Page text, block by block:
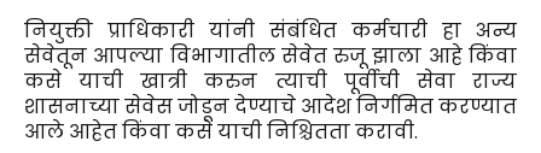
नियुक्ती प्राधिकारी यांनी संबंधित कर्मचारी हा अन्य
सेवेतून आपल्या विभागातील सेवेत रुजू झाला आहे किंवा
कसे याची खात्री करुन त्याची पूर्वीची सेवा राज्य
शासनाच्या सेवेस जोडून देण्याचे आदेश निर्गमित करण्यात
आले आहेत किंवा कसे याची निश्चितता करावी.